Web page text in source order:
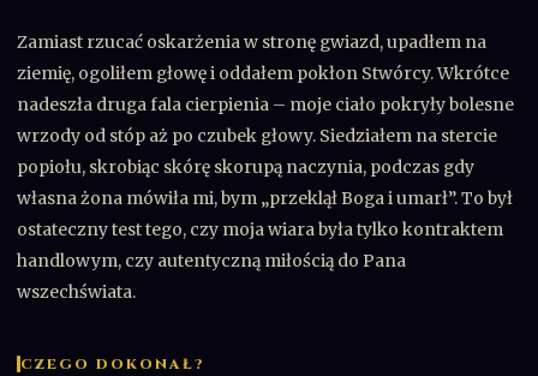
Zamiast rzucać oskarżenia w stronę gwiazd, upadłem na
ziemię, ogoliłem głowę i oddałem pokłon Stwórcy. Wkrótce
nadeszła druga fala cierpienia – moje ciało pokryły bolesne
wrzody od stóp aż po czubek głowy. Siedziałem na stercie
popiołu, skrobiąc skórę skorupą naczynia, podczas gdy
własna żona mówiła mi, bym „przeklął Boga i umarł”. To był
ostateczny test tego, czy moja wiara była tylko kontraktem
handlowym, czy autentyczną miłością do Pana
wszechświata.
CZEGO DOKONAŁ?